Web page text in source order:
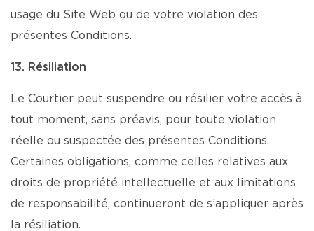
usage du Site Web ou de votre violation des
présentes Conditions.
13. Résiliation
Le Courtier peut suspendre ou résilier votre accès à
tout moment, sans préavis, pour toute violation
réelle ou suspectée des présentes Conditions.
Certaines obligations, comme celles relatives aux
droits de propriété intellectuelle et aux limitations
de responsabilité, continueront de s’appliquer après
la résiliation.